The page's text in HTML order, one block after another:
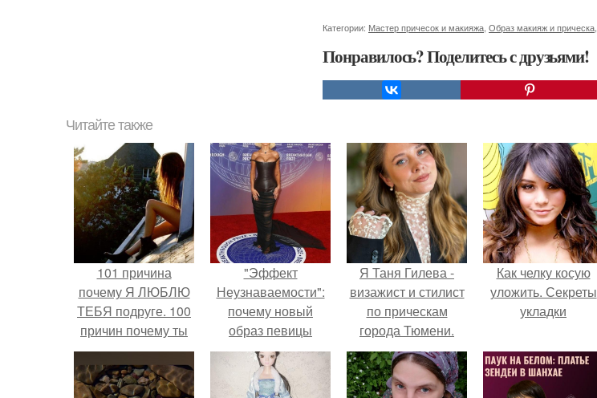
Категории: Мастер причесок и макияжа Образ макияж и прическа
Понравилось? Поделитесь с друзьями!
Читайте также
101 причина
почему Я ЛЮБЛЮ
ТЕБЯ подруге. 100
причин почему ты
моя лучшая
подруга.
"Эффект
Неузнаваемости":
почему новый
образ певицы
вызвал споры о
гранях
возможного?
Я Таня Гилева -
визажист и стилист
по прическам
города Тюмени.
Как челку косую
уложить. Секреты
укладки